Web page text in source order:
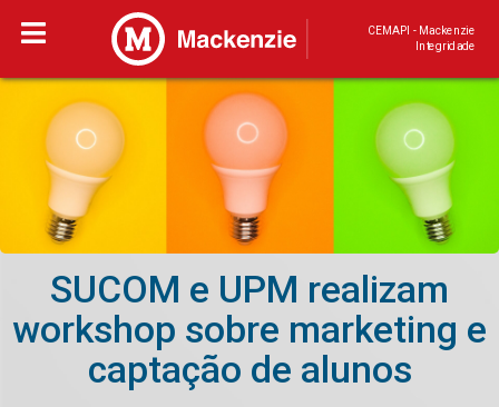
CEMAPI - Mackenzie
Integridade
SUCOM e UPM realizam
workshop sobre marketing e
captação de alunos